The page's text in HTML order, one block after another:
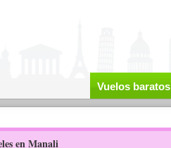
Vuelos baratos
en Manali